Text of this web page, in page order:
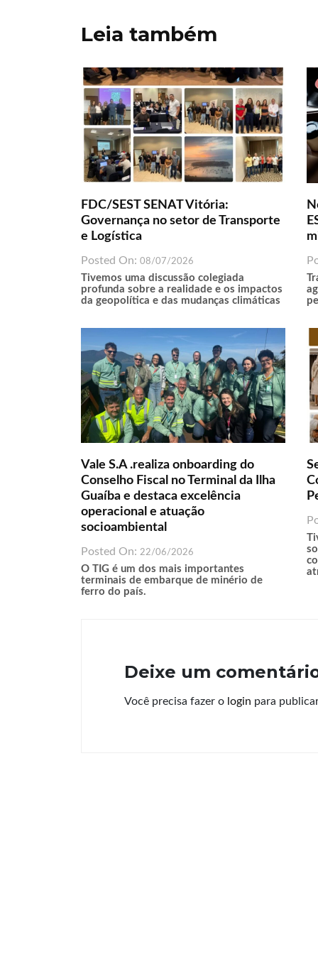
p
Leia também
FDC/SEST SENAT Vitória:
Governança no setor de Transporte
e Logística
Posted On: 08/07/2026
Tivemos uma discussão colegiada
profunda sobre a realidade e os impactos
da geopolítica e das mudanças climáticas
Vale S.A .realiza onboarding do
Conselho Fiscal no Terminal da Ilha
Guaíba e destaca excelência
operacional e atuação
socioambiental
Posted On: 22/06/2026
O TIG é um dos mais importantes
terminais de embarque de minério de
ferro do país.
Deixe um
Você precisa fazer o login para